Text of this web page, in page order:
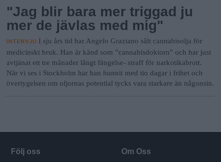
"Jag blir bara mer triggad ju
mer de jävlas med mig"
INTERVJU I sju års tid har Angelo Graziano sålt cannabisolja för
medicinskt bruk. Han är känd som ”cannabisdoktorn” och har just
avtjänat ett tre månader långt fängelse- straff för narkotikabrott.
När vi ses i Stockholm har han hunnit med tio dagar i frihet och
övertygelsen om oljornas potential tycks vara starkare än någonsin.
Följ oss Om Oss